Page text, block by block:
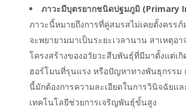
ภาวะมีบุตรยากชนิดปฐมภูมิ (Primary
ภาวะนี้หมายถึงการที่คู่สมรสไม่เคยตั้งครรภ์
จะพยายามมาเป็นระยะเวลานาน สาเหตุอ
โครงสร้างของอวัยวะสืบพันธุ์ที่มีมาตั้งแต่เ
ฮอร์โมนที่รุนแรง หรือปัญหาทางพันธุกรรม
นี้มักต้องการความละเอียดในการวินิจฉัยแล
เทคโนโลยีช่วยการเจริญพันธุ์ขั้นสูง